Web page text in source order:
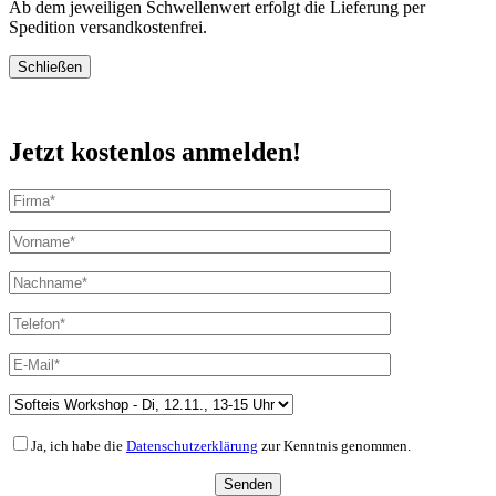
Ab dem jeweiligen Schwellenwert erfolgt die Lieferung per
Spedition versandkostenfrei.
Schließen
Jetzt kostenlos anmelden!
Ja, ich habe die Datenschutzerklärung zur Kenntnis genommen.